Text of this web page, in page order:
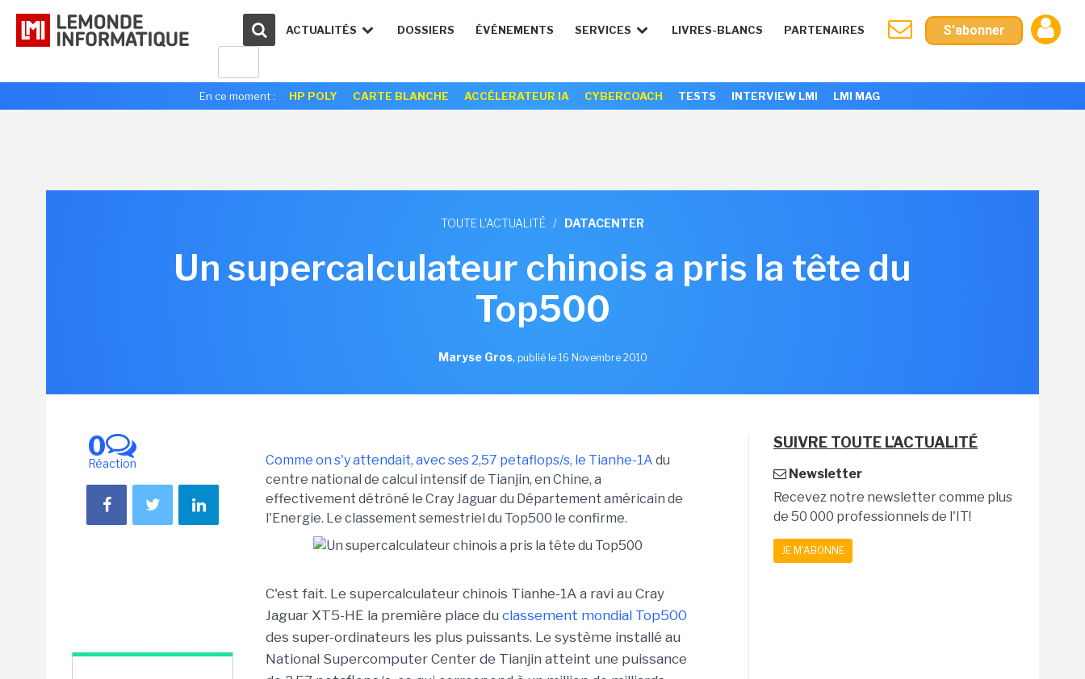
ACTUALITÉS DOSSIERS ÉVÉNEMENTS SERVICES LIVRES-BLANCS PARTENAIRES S'abonner
En ce moment : HP POLY CARTE BLANCHE ACCÉLERATEUR IA CYBERCOACH TESTS INTERVIEW LMI LMI MAG
TOUTE L'ACTUALITÉ / DATACENTER
Un supercalculateur chinois a pris la tête du
Top500
Maryse Gros, publié le 16 Novembre 2010
0
Réaction Comme on s'y attendait, avec ses 2,57 petaflops/s, le Tianhe-1A du
centre national de calcul intensif de Tianjin, en Chine, a
effectivement détrôné le Cray Jaguar du Département américain de
l'Energie. Le classement semestriel du Top500 le confirme.
C'est fait. Le supercalculateur chinois Tianhe-1A a ravi au Cray
Jaguar XT5-HE la première place du classement mondial Top500
des super-ordinateurs les plus puissants. Le système installé au
National Supercomputer Center de Tianjin atteint une puissance
SUIVRE TOUTE L'ACTUALITÉ
Newsletter
Recevez notre newsletter comme plus
de 50 000 professionnels de l'IT!
JE M'ABONNE